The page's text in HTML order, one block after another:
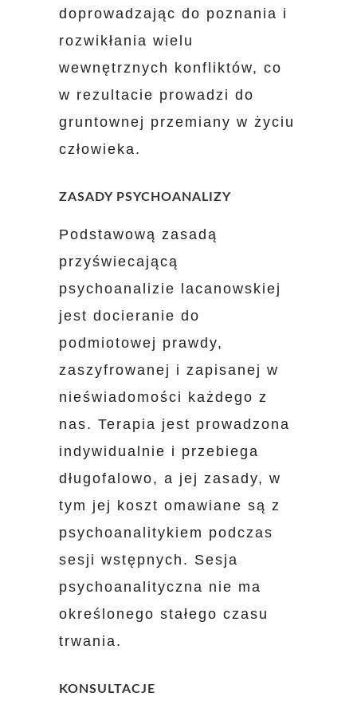
doprowadzając do poznania i
rozwikłania wielu
wewnętrznych konfliktów, co
w rezultacie prowadzi do
gruntownej przemiany w życiu
człowieka.
ZASADY PSYCHOANALIZY
Podstawową zasadą
przyświecającą
psychoanalizie lacanowskiej
jest docieranie do
podmiotowej prawdy,
zaszyfrowanej i zapisanej w
nieświadomości każdego z
nas. Terapia jest prowadzona
indywidualnie i przebiega
długofalowo, a jej zasady, w
tym jej koszt omawiane są z
psychoanalitykiem podczas
sesji wstępnych. Sesja
psychoanalityczna nie ma
określonego stałego czasu
trwania.
KONSULTACJE